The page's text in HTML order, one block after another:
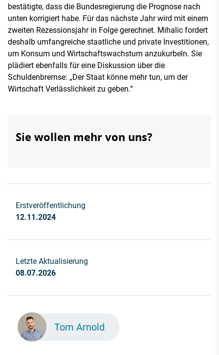
bestätigte, dass die Bundesregierung die Prognose nach
unten korrigiert habe. Für das nächste Jahr wird mit einem
zweiten Rezessionsjahr in Folge gerechnet. Mihalic fordert
deshalb umfangreiche staatliche und private Investitionen,
um Konsum und Wirtschaftswachstum anzukurbeln. Sie
plädiert ebenfalls für eine Diskussion über die
Schuldenbremse: „Der Staat könne mehr tun, um der
Wirtschaft Verlässlichkeit zu geben.“
Sie wollen mehr von uns?
Erstveröffentlichung
12.11.2024
Letzte Aktualisierung
08.07.2026
Tom Arnold